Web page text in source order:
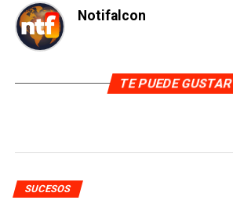
Notifalcon
TE PUEDE GUSTAR
SUCESOS